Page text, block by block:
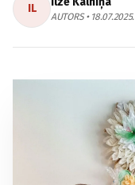
IL
AUTORS • 18.07.2025.